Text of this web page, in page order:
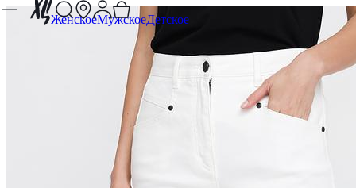
ЖенскоеМужскоеДетское